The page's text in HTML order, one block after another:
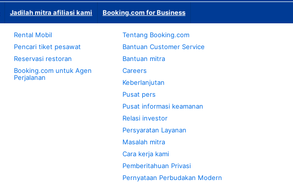
Jadilah mitra afiliasi kami Booking.com for Business
Rental Mobil
Pencari tiket pesawat
Reservasi restoran
Booking.com untuk Agen
Perjalanan
Tentang Booking.com
Bantuan Customer Service
Bantuan mitra
Careers
Keberlanjutan
Pusat pers
Pusat informasi keamanan
Relasi investor
Persyaratan Layanan
Masalah mitra
Cara kerja kami
Pemberitahuan Privasi
Pernyataan Perbudakan Modern